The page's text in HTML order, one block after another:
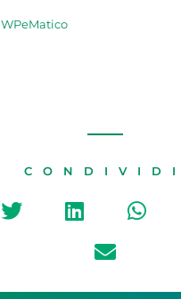
WPeMatico
CONDIVIDI